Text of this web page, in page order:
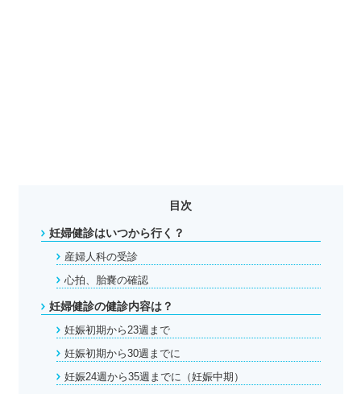
目次
妊婦健診はいつから行く？
産婦人科の受診
心拍、胎嚢の確認
妊婦健診の健診内容は？
妊娠初期から23週まで
妊娠初期から30週までに
妊娠24週から35週までに（妊娠中期）